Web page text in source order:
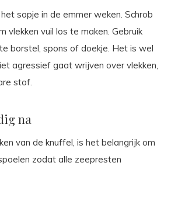
sopje in de emmer weken. Schrob
vlekken vuil los te maken. Gebruik
borstel, spons of doekje. Het is wel
agressief gaat wrijven over vlekken,
stof.
na
van de knuffel, is het belangrijk om
zodat alle zeepresten